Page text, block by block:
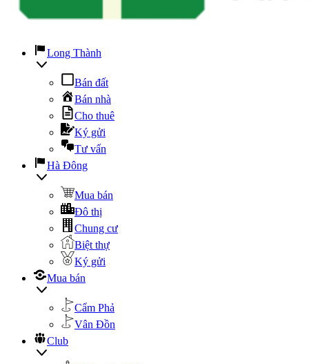
Long Thành
Bán đất
Bán nhà
Cho thuê
Ký gửi
Tư vấn
Hà Đông
Mua bán
Đô thị
Chung cư
Biệt thự
Ký gửi
Mua bán
Cẩm Phả
Vân Đồn
Club